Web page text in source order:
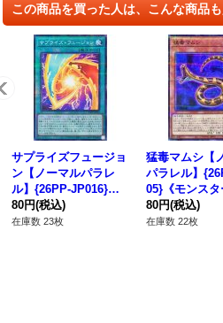
この商品を買った人は、こんな商品
サプライズフュージョ
ン【ノーマルパラレ
ル】{26PP-JP016}
《魔法》
80円(税込)
在庫数 23枚
猛毒マムシ【
パラレル】
05}《モンスタ
80円(税込)
在庫数 22枚